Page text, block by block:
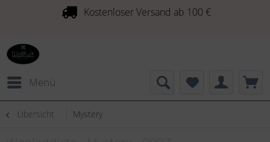
Kostenloser Versand ab 100 €
Menü
Übersicht Mystery